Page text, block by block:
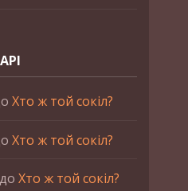
Хто ж той сокіл?
Хто ж той сокіл?
до Хто ж той сокіл?